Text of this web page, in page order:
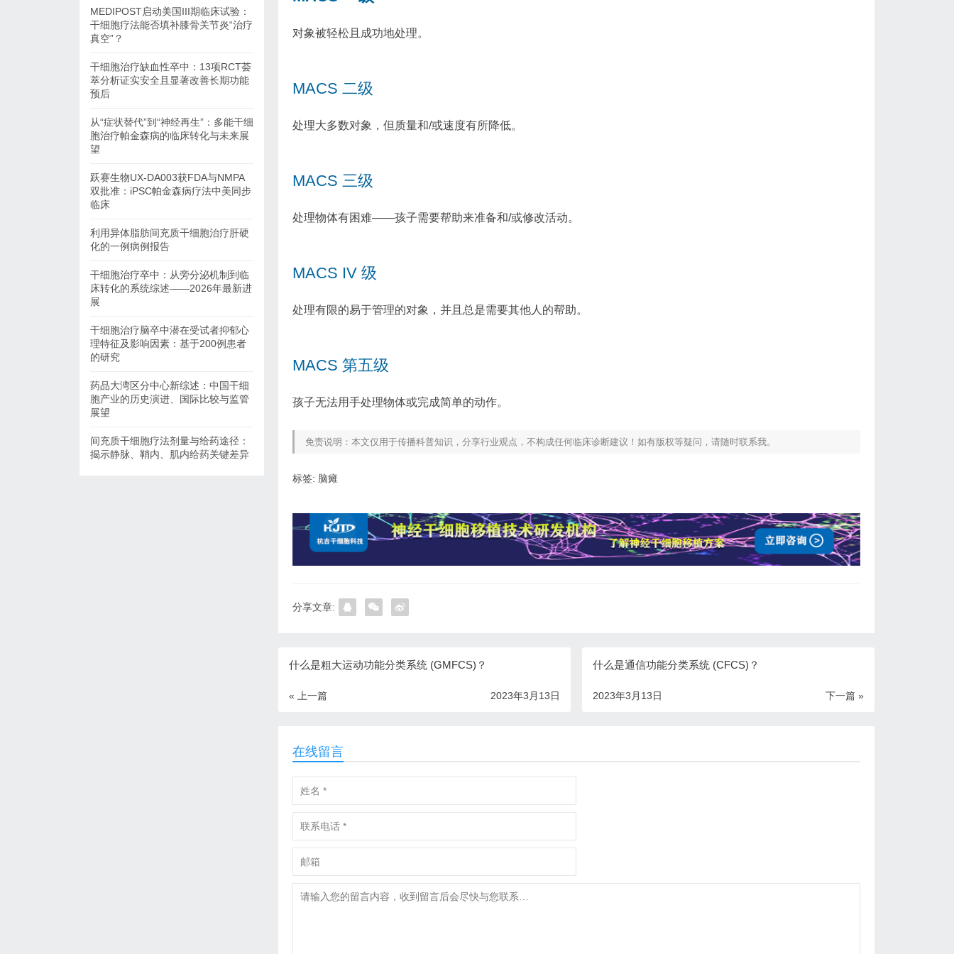
对象被轻松且成功地处理。
MACS 二级
处理大多数对象，但质量和/或速度有所降低。
MACS 三级
处理物体有困难——孩子需要帮助来准备和/或修改活动。
MACS IV 级
处理有限的易于管理的对象，并且总是需要其他人的帮助。
MACS 第五级
孩子无法用手处理物体或完成简单的动作。
免责说明：本文仅用于传播科普知识，分享行业观点，不构成任何临床诊断建议！如有版权等疑问，请随时联系我。
标签: 脑瘫
分享文章:
什么是粗大运动功能分类系统 (GMFCS)？
« 上一篇 2023年3月13日
什么是通信功能分类系统 (CFCS)？
下一篇 »
2023年3月13日
在线留言
MEDIPOST启动美国III期临床试验：
干细胞疗法能否填补膝骨关节炎“治疗
真空”？
干细胞治疗缺血性卒中：13项RCT荟
萃分析证实安全且显著改善长期功能
预后
从“症状替代”到“神经再生”：多能干细
胞治疗帕金森病的临床转化与未来展
望
跃赛生物UX-DA003获FDA与NMPA
双批准：iPSC帕金森病疗法中美同步
临床
利用异体脂肪间充质干细胞治疗肝硬
化的一例病例报告
干细胞治疗卒中：从旁分泌机制到临
床转化的系统综述——2026年最新进
展
干细胞治疗脑卒中潜在受试者抑郁心
理特征及影响因素：基于200例患者
的研究
药品大湾区分中心新综述：中国干细
胞产业的历史演进、国际比较与监管
展望
间充质干细胞疗法剂量与给药途径：
揭示静脉、鞘内、肌内给药关键差异